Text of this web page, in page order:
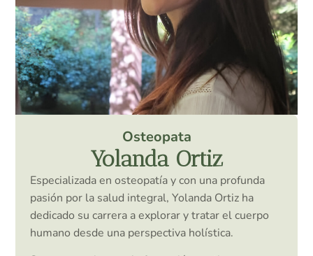
Osteopata
Yolanda Ortiz
Especializada en osteopatía y con una profunda
pasión por la salud integral, Yolanda Ortiz ha
dedicado su carrera a explorar y tratar el cuerpo
humano desde una perspectiva holística.